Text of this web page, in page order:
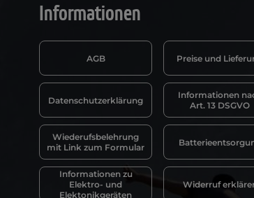
Informationen
AGB Preise und
Datenschutzerklärung
Informationen
Art. 13 DSGVO
Wiederufsbelehrung
mit Link zum Formular
Informationen zu
Elektro- und
Elektonikgeräten
Widerruf